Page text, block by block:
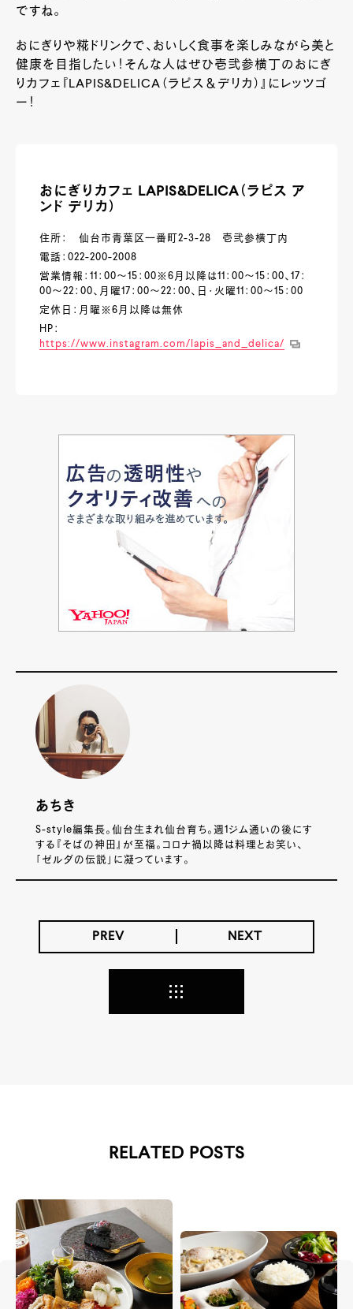
ですね。
おにぎりや糀ドリンクで、おいしく食事を楽しみながら美と
健康を目指したい！そんな人はぜひ壱弐参横丁のおにぎ
りカフェ『LAPIS&DELICA（ラピス＆デリカ）』にレッツゴ
ー！
おにぎりカフェ LAPIS&DELICA（ラピス ア
ンド デリカ）
住所： 仙台市青葉区一番町2-3-28 壱弐参横丁内
電話：022-200-2008
営業情報：11：00～15：00※6月以降は11：00～15：00、17：
00～22：00、月曜17：00～22：00、日・火曜11：00～15：00
定休日：月曜※6月以降は無休
HP：
https://www.instagram.com/lapis_and_delica/
あちき
S-style編集長。仙台生まれ仙台育ち。週1ジム通いの後にす
する『そばの神田』が至福。コロナ禍以降は料理とお笑い、
「ゼルダの伝説」に凝っています。
PREV NEXT
RELATED POSTS